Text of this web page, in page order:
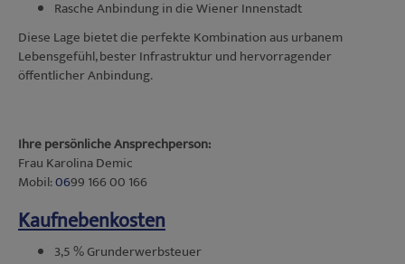
Rasche Anbindung in die Wiener Innenstadt
Diese Lage bietet die perfekte Kombination aus urbanem
Lebensgefühl, bester Infrastruktur und hervorragender
öffentlicher Anbindung.
Ihre persönliche Ansprechperson:
Frau Karolina Demic
Mobil:0699 166 00 166
Kaufnebenkosten
3,5 % Grunderwerbsteuer